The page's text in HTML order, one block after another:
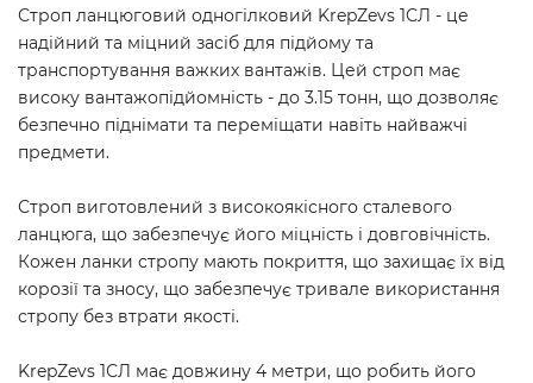
Строп ланцюговий одногілковий KrepZevs 1СЛ - це
надійний та міцний засіб для підйому та
транспортування важких вантажів. Цей строп має
високу вантажопідйомність - до 3.15 тонн, що дозволяє
безпечно піднімати та переміщати навіть найважчі
предмети.
Строп виготовлений з високоякісного сталевого
ланцюга, що забезпечує його міцність і довговічність.
Кожен ланки стропу мають покриття, що захищає їх від
корозії та зносу, що забезпечує тривале використання
стропу без втрати якості.
KrepZevs 1СЛ має довжину 4 метри, що робить його